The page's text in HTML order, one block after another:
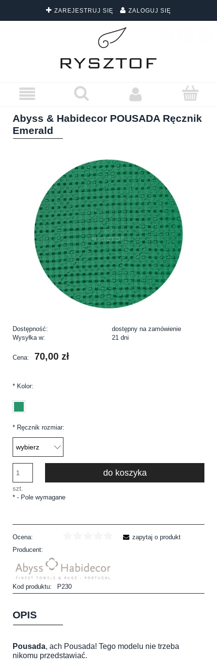
ZAREJESTRUJ SIĘ ZALOGUJ SIĘ
DARMOWA DOSTAWA WSZYSTKICH ZAMÓWIEŃ
Abyss & Habidecor POUSADA Ręcznik
Emerald
Dostępność:
dostępny na zamówienie
Wysyłka w:
21 dni
Cena: 70,00 zł
* Kolor:
* Ręcznik rozmiar:
szt.
do koszyka
* - Pole wymagane
Ocena:
Producent:
Kod produktu: P230
zapytaj o produkt
OPIS
Pousada, ach Pousada! Tego modelu nie trzeba
nikomu przedstawiać.